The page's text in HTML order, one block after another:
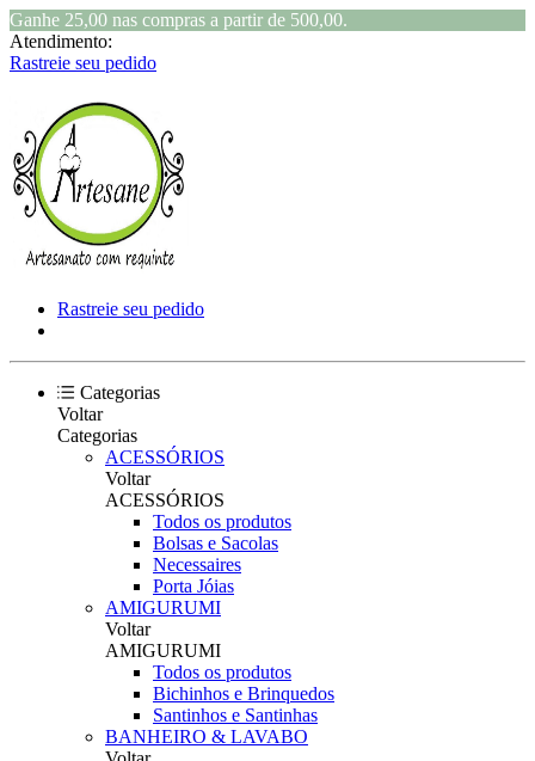
Ganhe 25,00 nas compras a partir de 500,00.
Atendimento:
Rastreie seu pedido
Rastreie seu pedido
Categorias
Voltar
Categorias
ACESSÓRIOS
Voltar
ACESSÓRIOS
Todos os produtos
Bolsas e Sacolas
Necessaires
Porta Jóias
AMIGURUMI
Voltar
AMIGURUMI
Todos os produtos
Bichinhos e Brinquedos
Santinhos e Santinhas
BANHEIRO & LAVABO